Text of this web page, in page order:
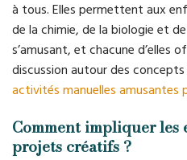
à tous. Elles permettent aux
de la chimie, de la biologie et
s’amusant, et chacune d’elles
discussion autour des
activités manuelles amusantes
Comment impliquer les
projets créatifs ?